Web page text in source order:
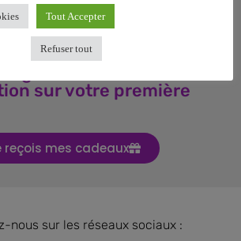
vous pour recevoir
EN PDF immédiatement
sur votre première
reçois mes cadeaux
nous sur les réseaux sociaux :
Tout Accepter
Refuser tout